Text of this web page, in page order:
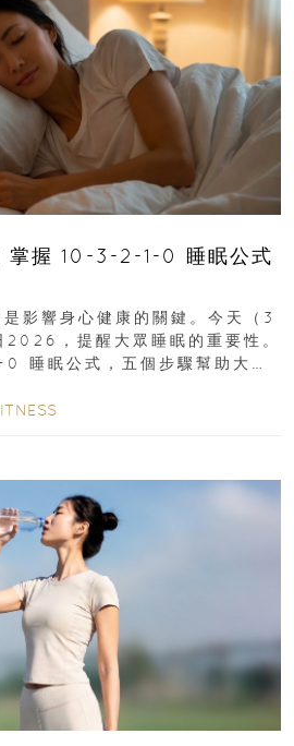
掌握 10-3-2-1-0 睡眠公式
影響身心健康的關鍵。今天（3
2026，提醒大眾睡眠的重要性。
睡眠公式，五個步驟幫助大家